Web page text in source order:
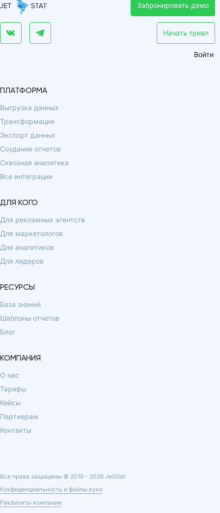
Забронировать демо
Начать триал
Войти
ПЛАТФОРМА
Выгрузка данных
Трансформация
Экспорт данных
Создание отчетов
Сквозная аналитика
Все интеграции
ДЛЯ КОГО
Для рекламных агентств
Для маркетологов
Для аналитиков
Для лидеров
РЕСУРСЫ
База знаний
Шаблоны отчетов
Блог
КОМПАНИЯ
О нас
Тарифы
Кейсы
Партнерам
Контакты
Все права защищены © 2019 - 2026 JetStat
Конфиденциальность и файлы куки
Реквизиты компании